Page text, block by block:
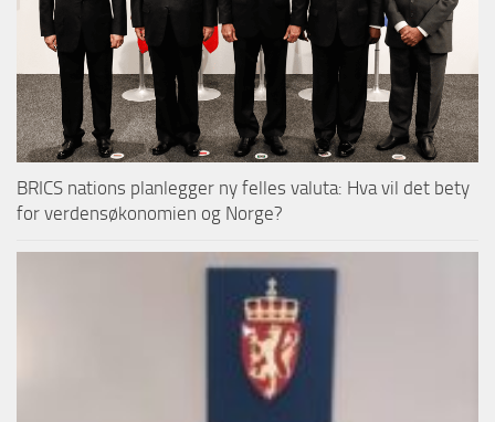
BRICS nations planlegger ny felles valuta: Hva vil det bety
for verdensøkonomien og Norge?